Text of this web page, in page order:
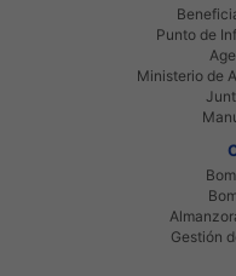
Punto de
Ministerio de
Gestión